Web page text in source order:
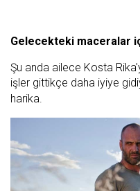
Gelecekteki maceralar
Şu anda ailece Kosta
işler gittikçe daha iyiye
harika.